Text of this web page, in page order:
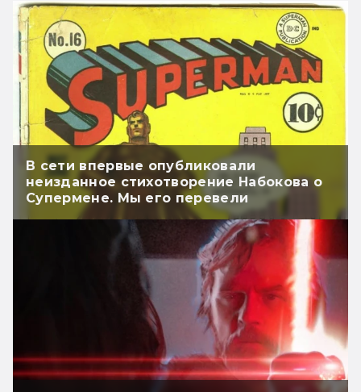
В сети впервые опубликовали
неизданное стихотворение Набокова о
Супермене. Мы его перевели